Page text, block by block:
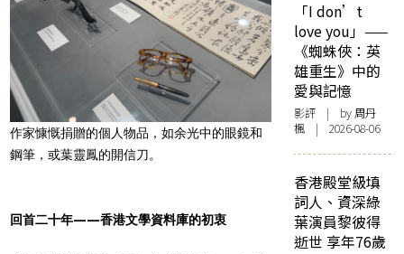
作家慷慨捐贈的個人物品，如余光中的眼鏡和
鋼筆，或葉靈鳳的開信刀。
回首二十年——香港文學資料庫的初衷
「I don’t
love you」——
《蜘蛛俠：英
雄重生》中的
愛與記憶
影評 | by周丹
楓 | 2026-08-06
香港殿堂級填
詞人、資深綠
葉演員黎彼得
逝世 享年76歲